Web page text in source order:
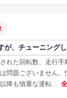
が、チューニング
れた回転数、走行手
問題ございません。
降も慎重な運転…